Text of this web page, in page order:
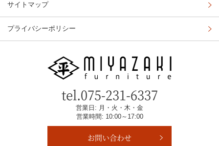
サイトマップ
プライバシーポリシー
tel.075-231-6337
営業日: 月・火・木・金
営業時間: 10:00～17:00
お問い合わせ